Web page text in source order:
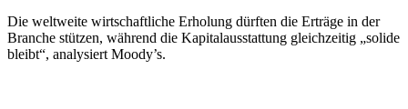
Die weltweite wirtschaftliche Erholung dürften die Erträge in der
Branche stützen, während die Kapitalausstattung gleichzeitig „solide
bleibt“, analysiert Moody’s.